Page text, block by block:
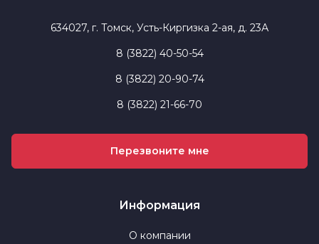
634027, г. Томск, Усть-Киргизка 2-ая, д. 23А
8 (3822) 40-50-54
8 (3822) 20-90-74
8 (3822) 21-66-70
Перезвоните мне
Информация
О компании